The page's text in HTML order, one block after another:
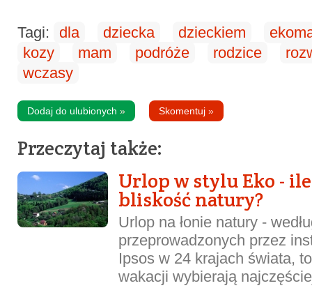
Tagi: dla dziecka dzieckiem
kozy
mam podróże rodzice
wczasy
Dodaj do ulubionych » Skomentuj »
Przeczytaj także:
Urlop w stylu Eko -
bliskość natury?
Urlop na łonie natury -
przeprowadzonych przez
Ipsos w 24 krajach świata,
wakacji wybierają